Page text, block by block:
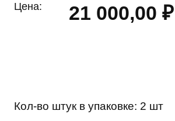
Цена: 21 000,00 ₽
Кол-во штук в упаковке: 2 шт